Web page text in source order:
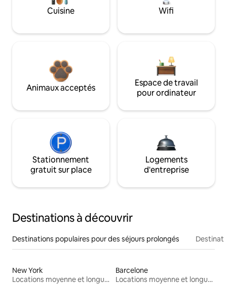
Cuisine Wifi
Animaux acceptés
Espace de travail
pour ordinateur
Stationnement
gratuit sur place
Logements
d'entreprise
Destinations à découvrir
Destinations populaires pour des séjours prolongés
New York
Locations moyenne et longue durée
Barcelone
Locations moyenne et longue durée